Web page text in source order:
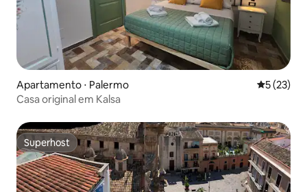
Apartamento ⋅ Palermo 5 de uma
5 (23)
Casa original em Kalsa
Superhost
Superhost